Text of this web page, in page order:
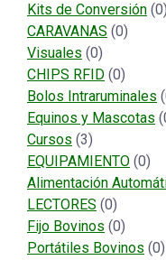
Kits de Conversión (0)
CARAVANAS (0)
Visuales (0)
CHIPS RFID (0)
Bolos Intraruminales
Equinos y Mascotas
Cursos (3)
EQUIPAMIENTO (0)
Alimentación
LECTORES (0)
Fijo Bovinos (0)
Portátiles Bovinos (0)